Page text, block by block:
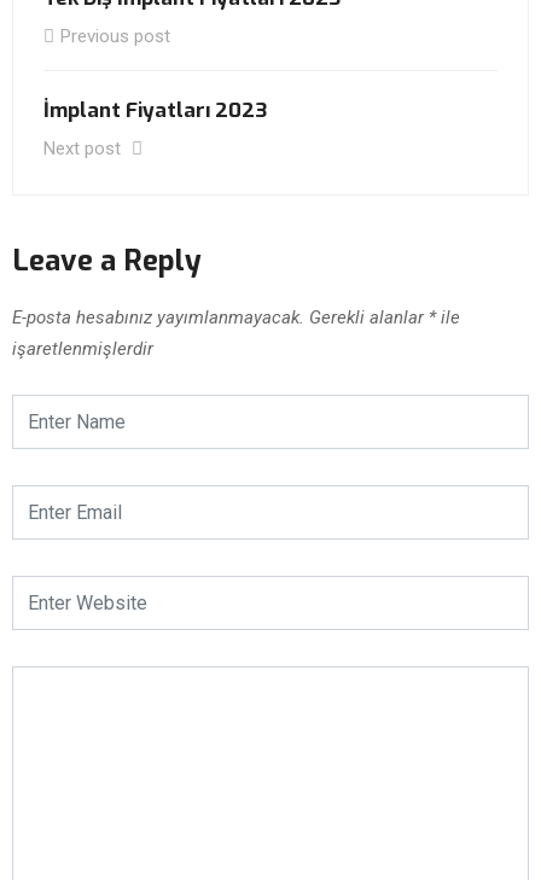
Previous post
İmplant Fiyatları 2023
Next post
Leave a Reply
E-posta hesabınız yayımlanmayacak. Gerekli alanlar *ile
işaretlenmişlerdir